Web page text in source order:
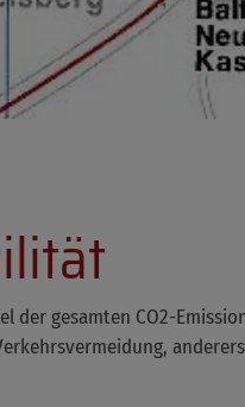
der gesamten CO2-